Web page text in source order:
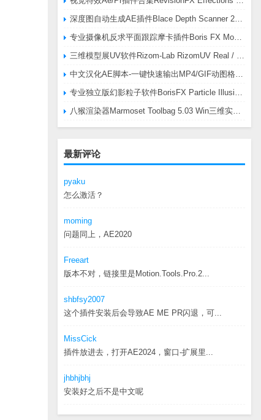
最新评论
pyaku
怎么激活？
moming
问题同上，AE2020
Freeart
版本不对，链接里是Motion.Tools.Pro.2...
shbfsy2007
这个插件安装后会导致AE ME PR闪退，可...
MissCick
插件放进去，打开AE2024，窗口-扩展里...
jhbhjbhj
安装好之后不是中文呢